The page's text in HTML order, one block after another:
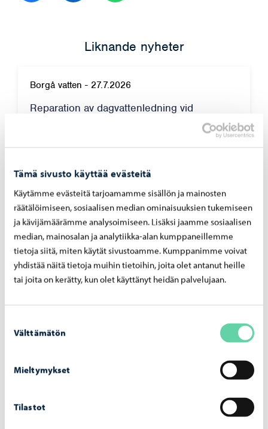
Tämä sivusto käyttää evästeitä
Käytämme evästeitä tarjoamamme sisällön ja mainosten
räätälöimiseen, sosiaalisen median ominaisuuksien tukemiseen
ja kävijämäärämme analysoimiseen. Lisäksi jaamme sosiaalisen
median, mainosalan ja analytiikka-alan kumppaneillemme
tietoja siitä, miten käytät sivustoamme. Kumppanimme voivat
yhdistää näitä tietoja muihin tietoihin, joita olet antanut heille
tai joita on kerätty, kun olet käyttänyt heidän palvelujaan.
valinta
Välttämätön
Mieltymykset
Tilastot
Liknande nyheter
Borgå vatten - 27.7.2026
Reparation av dagvattenledning vid
Borgå vatten 24.7.2026
Borgå vatten avlägsnar reglerstationen på
Gammelbackavägen – arbetet inleds den 29
juli
Borgå vatten inför en faktureringsavgift för